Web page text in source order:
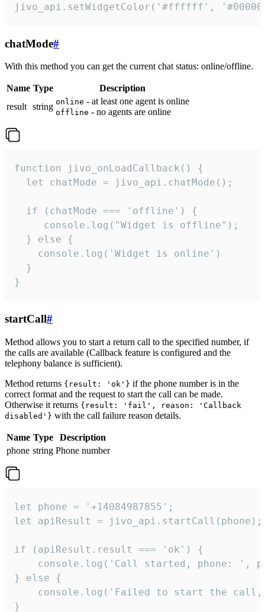
jivo_api.setWidgetColor('#ffffff',
chatMode#
With this method you can get the current chat status: online/offline.
Name Type
Description
result string online - at least one agent is online
offline - no agents are online
function jivo_onLoadCallback() {
  let chatMode = jivo_api.chatMode();
  if (chatMode === 'offline') {
     console.log("Widget is offline");
  } else {
    console.log('Widget is online')
  }
}
startCall#
Method allows you to start a return call to the specified number, if
the calls are available (Callback feature is configured and the
telephony balance is sufficient).
Method returns {result: 'ok'} if the phone number is in the
correct format and the request to start the call can be made.
Otherwise it returns {result: 'fail', reason: 'Callback
disabled'} with the call failure reason details.
Name Type
Description
phone string Phone number
let phone = '+14084987855';
let apiResult = jivo_api.startCall(phone);
if (apiResult.result === 'ok') {
console.log('Call started, phone: ',
} else {
console.log('Failed to start the
}